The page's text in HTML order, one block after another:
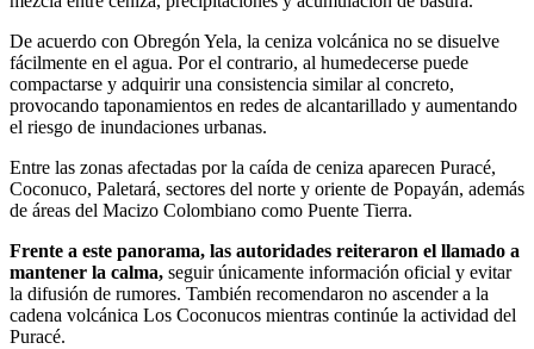
De acuerdo con Obregón Yela, la ceniza volcánica no se disuelve
fácilmente en el agua. Por el contrario, al humedecerse puede
compactarse y adquirir una consistencia similar al concreto,
provocando taponamientos en redes de alcantarillado y aumentando
el riesgo de inundaciones urbanas.
Entre las zonas afectadas por la caída de ceniza aparecen Puracé,
Coconuco, Paletará, sectores del norte y oriente de Popayán, además
de áreas del Macizo Colombiano como Puente Tierra.
Frente a este panorama, las autoridades reiteraron el llamado a
mantener la calma, seguir únicamente información oficial y evitar
la difusión de rumores. También recomendaron no ascender a la
cadena volcánica Los Coconucos mientras continúe la actividad del
Puracé.